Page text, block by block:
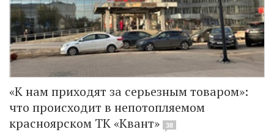
«К нам приходят за серьезным товаром»:
что происходит в непотопляемом
красноярском ТК «Квант»
38